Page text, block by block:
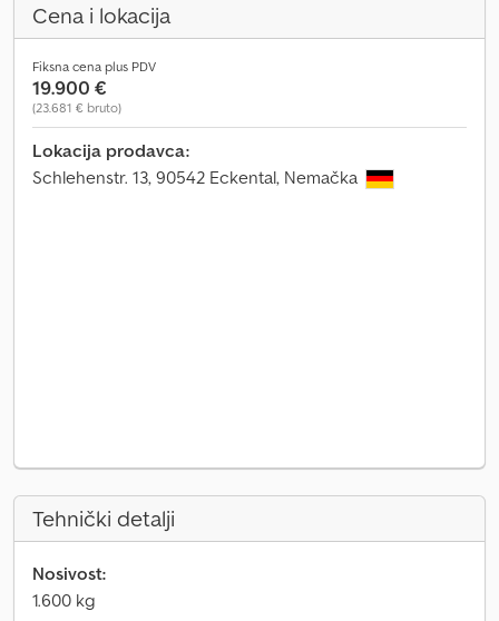
Cena i lokacija
Fiksna cena plus PDV
19.900 €
(23.681 € bruto)
Lokacija prodavca:
Schlehenstr. 13, 90542 Eckental, Nemačka
Tehnički detalji
Nosivost:
1.600 kg